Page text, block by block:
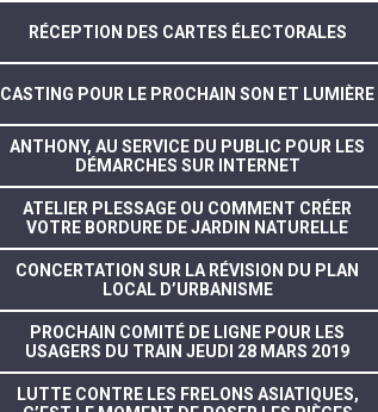
RÉCEPTION DES CARTES ÉLECTORALES
CASTING POUR LE PROCHAIN SON ET LUMIÈRE
ANTHONY, AU SERVICE DU PUBLIC POUR LES
DÉMARCHES SUR INTERNET
ATELIER PLESSAGE OU COMMENT CRÉER
VOTRE BORDURE DE JARDIN NATURELLE
CONCERTATION SUR LA RÉVISION DU PLAN
LOCAL D’URBANISME
PROCHAIN COMITÉ DE LIGNE POUR LES
USAGERS DU TRAIN JEUDI 28 MARS 2019
LUTTE CONTRE LES FRELONS ASIATIQUES,